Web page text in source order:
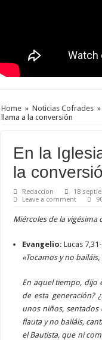
Home » Noticias Cofrades »
llama a la conversión
En la
la
Redaccion 18
Leave a comment
Miércoles de la
Evangelio: Lucas
«Tocamos y no
En aquel tiempo, dijo
de esta generación?
unos niños, sentados
flauta y no bailáis,
el Bautista, que ni